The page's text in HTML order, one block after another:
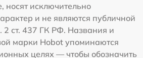
носят исключительно
и не являются публичной
2 ст. 437 ГК РФ. Названия и
марки Hobot упоминаются
целях — чтобы обозначить